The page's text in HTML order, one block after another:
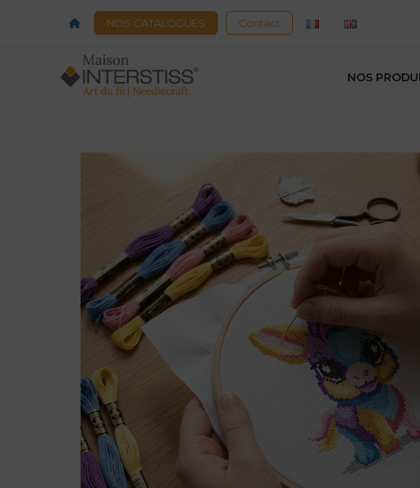
AcceuilNOS CATALOGUES Contact
NOS